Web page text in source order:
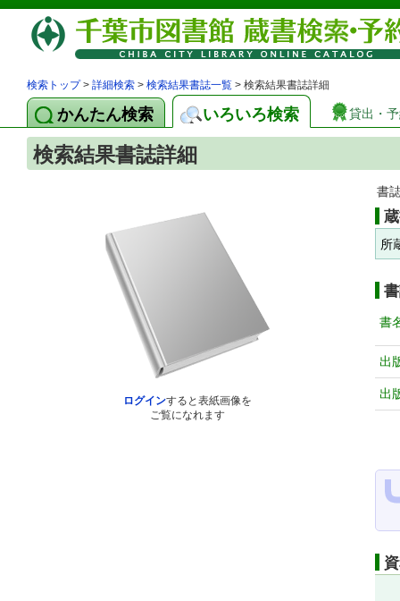
検索トップ> 詳細検索 > 検索結果書誌一覧 > 検索結果書誌詳細
かんたん検索 いろいろ検索 貸出・
検索結果書誌詳細
ログインすると表紙画像を
ご覧になれます
書
所
書
出
出